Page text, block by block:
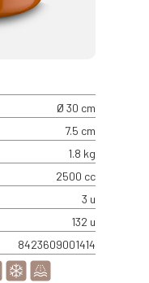
Ø 30 cm
7.5 cm
1.8 kg
2500 cc
3 u
132 u
8423609001414